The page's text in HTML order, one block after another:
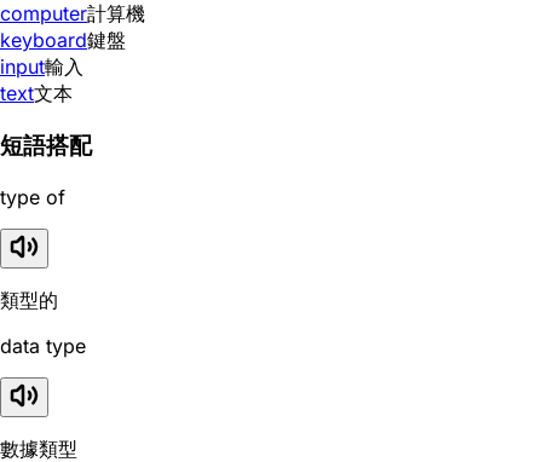
computer計算機
keyboard鍵盤
input輸入
text文本
短語搭配
type of
類型的
data type
數據類型